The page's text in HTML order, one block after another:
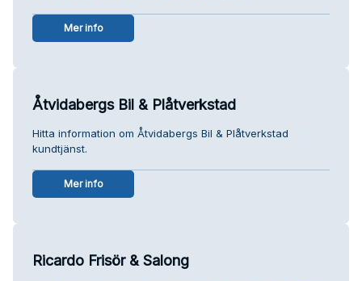
Mer info
Åtvidabergs Bil & Plåtverkstad
Hitta information om Åtvidabergs Bil & Plåtverkstad
kundtjänst.
Mer info
Ricardo Frisör & Salong